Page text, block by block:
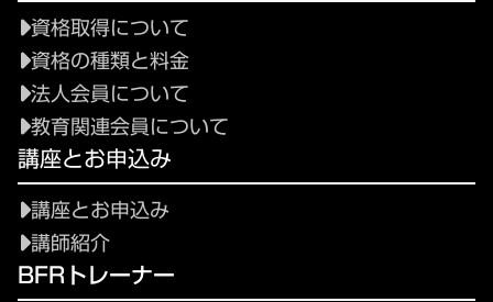
資格取得について
資格の種類と料金
法人会員について
教育関連会員について
講座とお申込み
講座とお申込み
講師紹介
BFRトレーナー